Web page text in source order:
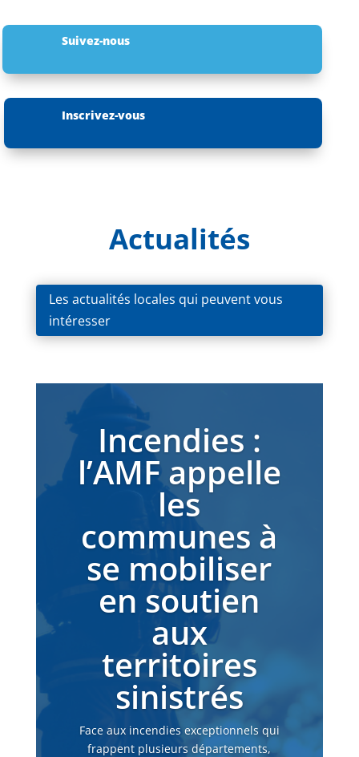
Suivez-nous
Inscrivez-vous
Actualités
Les actualités locales qui peuvent vous
intéresser
Incendies :
l’AMF appelle
les
communes à
se mobiliser
en soutien
aux
territoires
sinistrés
Face aux incendies exceptionnels qui
frappent plusieurs départements,